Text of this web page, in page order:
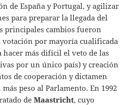
de España y Portugal, y agilizar
para preparar la llegada del
principales cambios fueron
por mayoría cualificada
hacer más difícil el veto de las
por un único país) y creación
de cooperación y dictamen
peso al Parlamento. En 1992
deMaastricht, cuyo